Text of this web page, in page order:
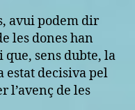
avui podem dir
les dones han
sens dubte, la
estat decisiva pel
l’avenç de les